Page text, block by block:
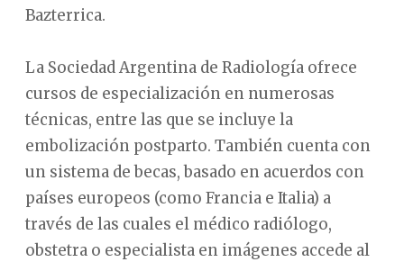
Bazterrica.
La Sociedad Argentina de Radiología ofrece
cursos de especialización en numerosas
técnicas, entre las que se incluye la
embolización postparto. También cuenta con
un sistema de becas, basado en acuerdos con
países europeos (como Francia e Italia) a
través de las cuales el médico radiólogo,
obstetra o especialista en imágenes accede al